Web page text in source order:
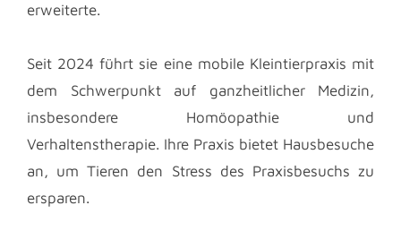
erweiterte.
Seit 2024 führt sie eine mobile Kleintierpraxis mit
dem Schwerpunkt auf ganzheitlicher Medizin,
insbesondere Homöopathie und
Verhaltenstherapie. Ihre Praxis bietet Hausbesuche
an, um Tieren den Stress des Praxisbesuchs zu
ersparen.